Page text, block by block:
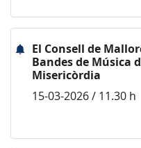
El Consell de
Bandes de Música
Misericòrdia
15-03-2026 / 11.30 h